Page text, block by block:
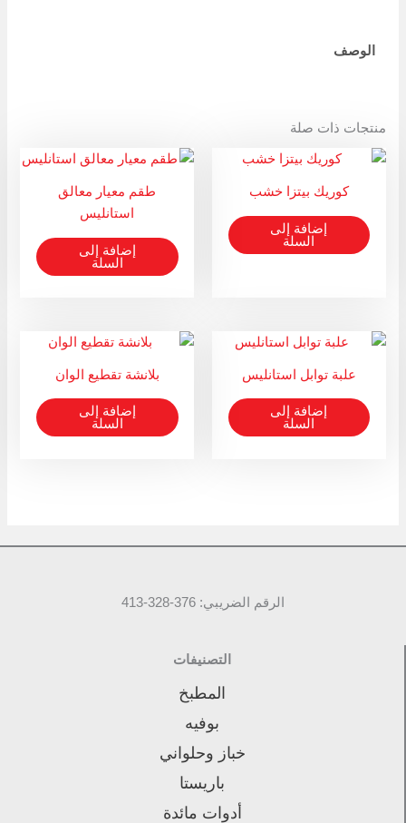
الوصف
منتجات ذات صلة
كوريك بيتزا خشب
إضافة إلى
السلة
طقم معيار معالق
استانليس
إضافة إلى
السلة
علبة توابل استانليس
إضافة إلى
السلة
بلانشة تقطيع الوان
إضافة إلى
السلة
الرقم الضريبي: 376-328-413
التصنيفات
المطبخ
بوفيه
خباز وحلواني
باريستا
أدوات مائدة